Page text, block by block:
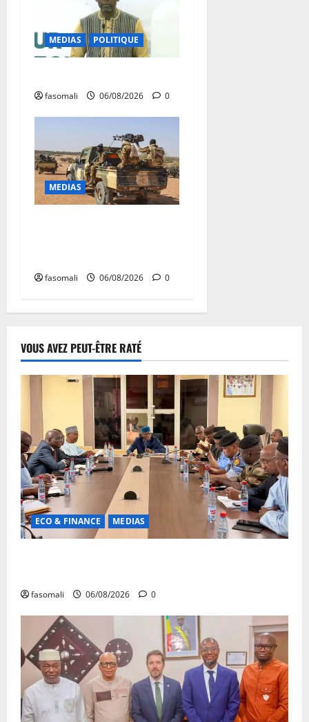
MEDIAS POLITIQUE
fasomali 06/08/2026 0
MEDIAS
fasomali 06/08/2026 0
VOUS AVEZ PEUT-ÊTRE RATÉ
ECO & FINANCE MEDIAS
fasomali 06/08/2026 0